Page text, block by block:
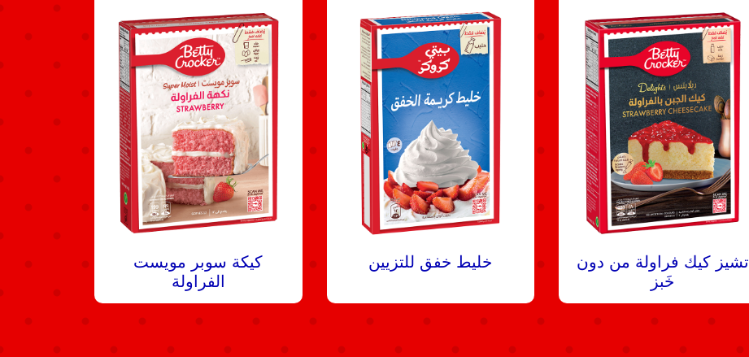
تشيز كيك فراولة من دون
خَبز
خليط خفق للتزيين
كيكة سوبر مويست
الفراولة